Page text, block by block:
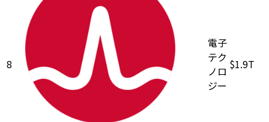
8
電子
テク
ノロ
ジー
$1.9T